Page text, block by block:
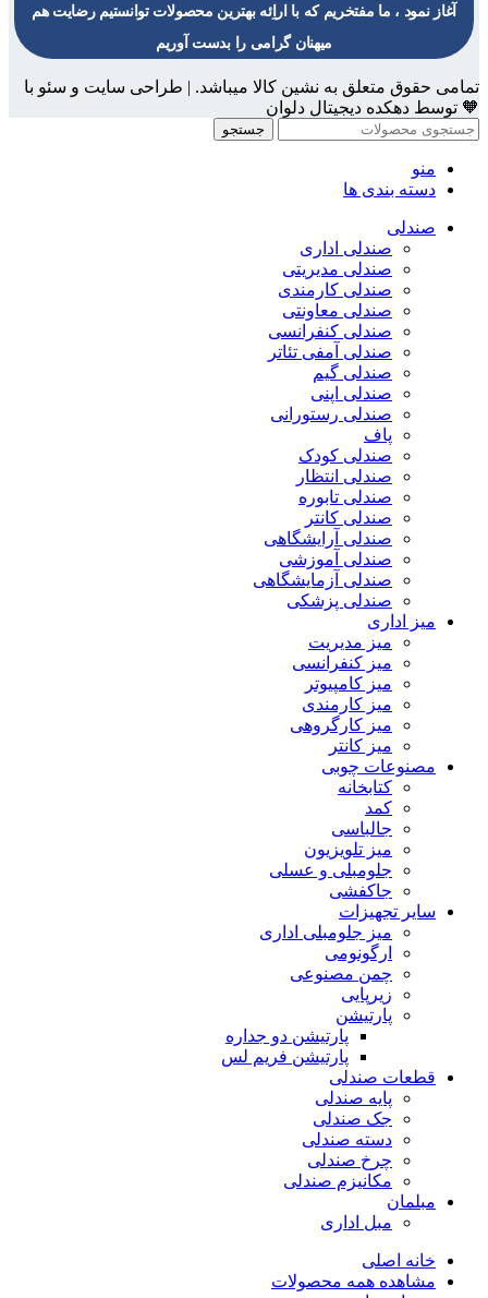
آغاز نمود ، ما مفتخریم که با اراِئه بهترین محصولات توانستیم رضایت هم
میهنان گرامی را بدست آوریم
تمامی حقوق متعلق به نشین کالا میباشد. | طراحی سایت و سئو با
🧡 توسط دهکده دیجیتال دلوان
جستجو
منو
دسته بندی ها
صندلی
صندلی اداری
صندلی مدیریتی
صندلی کارمندی
صندلی معاونتی
صندلی کنفرانسی
صندلی آمفی تئاتر
صندلی گیم
صندلی اپنی
صندلی رستورانی
پاف
صندلی کودک
صندلی انتظار
صندلی تابوره
صندلی کانتر
صندلی آرایشگاهی
صندلی آموزشی
صندلی آزمایشگاهی
صندلی پزشکی
میز اداری
میز مدیریت
میز کنفرانسی
میز کامپیوتر
میز کارمندی
میز کارگروهی
میز کانتر
مصنوعات چوبی
کتابخانه
کمد
جالباسی
میز تلویزیون
جلومبلی و عسلی
جاکفشی
سایر تجهیزات
میز جلومبلی اداری
ارگونومی
چمن مصنوعی
زیرپایی
پارتیشن
پارتیشن دو جداره
پارتیشن فریم لس
قطعات صندلی
پایه صندلی
جک صندلی
دسته صندلی
چرخ صندلی
مکانیزم صندلی
مبلمان
مبل اداری
خانه اصلی
مشاهده همه محصولات